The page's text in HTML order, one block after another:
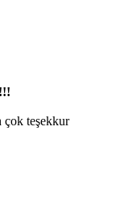
çok teşekkur